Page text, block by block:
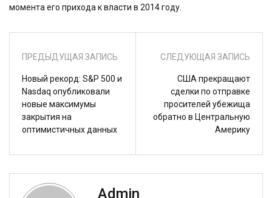
момента его прихода к власти в 2014 году.
ПРЕДЫДУЩАЯ ЗАПИСЬ
Новый рекорд: S&P 500 и
Nasdaq опубликовали
новые максимумы
закрытия на
оптимистичных данных
СЛЕДУЮЩАЯ ЗАПИСЬ
США прекращают
сделки по отправке
просителей убежища
обратно в Центральную
Америку
Admin